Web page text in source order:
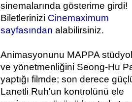
sinemalarında gösterime girdi!
Biletlerinizi Cinemaximum
sayfasından alabilirsiniz.
Animasyonunu MAPPA
ve yönetmenliğini Seong-Hu
yaptığı filmde; son derece
Lanetli Ruh'un kontrolünü ele